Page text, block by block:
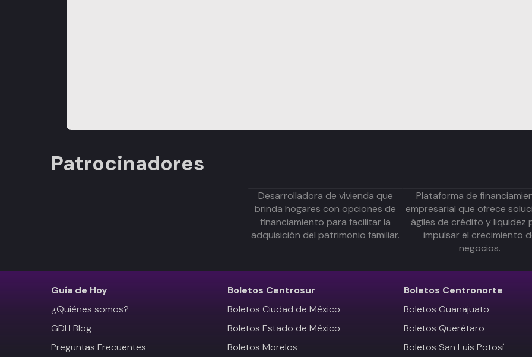
Patrocinadores
Desarrolladora de vivienda que
brinda hogares con opciones de
financiamiento para facilitar la
adquisición del patrimonio familiar.
Plataforma de
empresarial que ofrece
ágiles de crédito y liquidez
impulsar el crecimiento
negocios.
Guía de Hoy
¿Quiénes somos?
GDH Blog
Preguntas Frecuentes
Boletos Centrosur
Boletos Ciudad de México
Boletos Estado de México
Boletos Morelos
Boletos Centronorte
Boletos Guanajuato
Boletos Querétaro
Boletos San Luis Potosí